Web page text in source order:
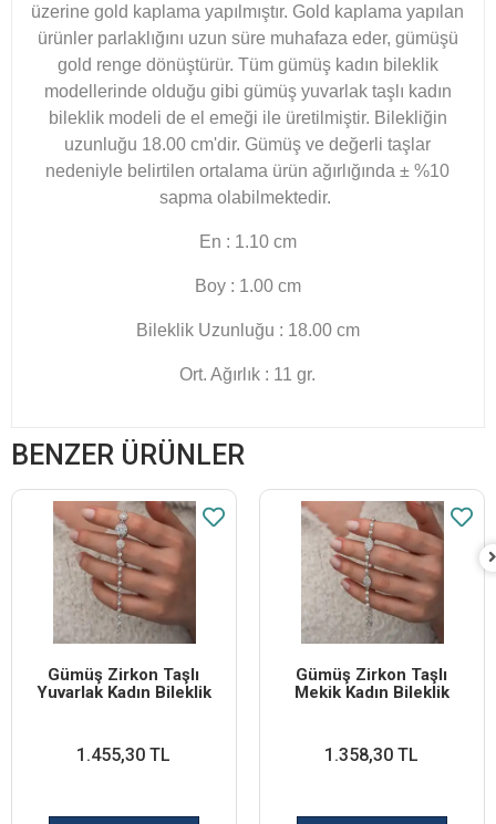
üzerine gold kaplama yapılmıştır. Gold kaplama yapılan
ürünler parlaklığını uzun süre muhafaza eder, gümüşü
gold renge dönüştürür. Tüm gümüş kadın bileklik
modellerinde olduğu gibi gümüş yuvarlak taşlı kadın
bileklik modeli de el emeği ile üretilmiştir. Bilekliğin
uzunluğu 18.00 cm'dir. Gümüş ve değerli taşlar
nedeniyle belirtilen ortalama ürün ağırlığında ± %10
sapma olabilmektedir.
En : 1.10 cm
Boy : 1.00 cm
Bileklik Uzunluğu : 18.00 cm
Ort. Ağırlık : 11 gr.
BENZER ÜRÜNLER
Gümüş Zirkon Taşlı
Yuvarlak Kadın Bileklik
1.455,30 TL
Gümüş Zirkon Taşlı
Mekik Kadın Bileklik
1.358,30 TL